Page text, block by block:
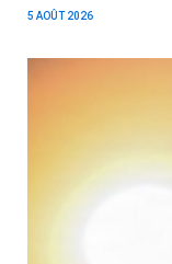
5 AOÛT 2026